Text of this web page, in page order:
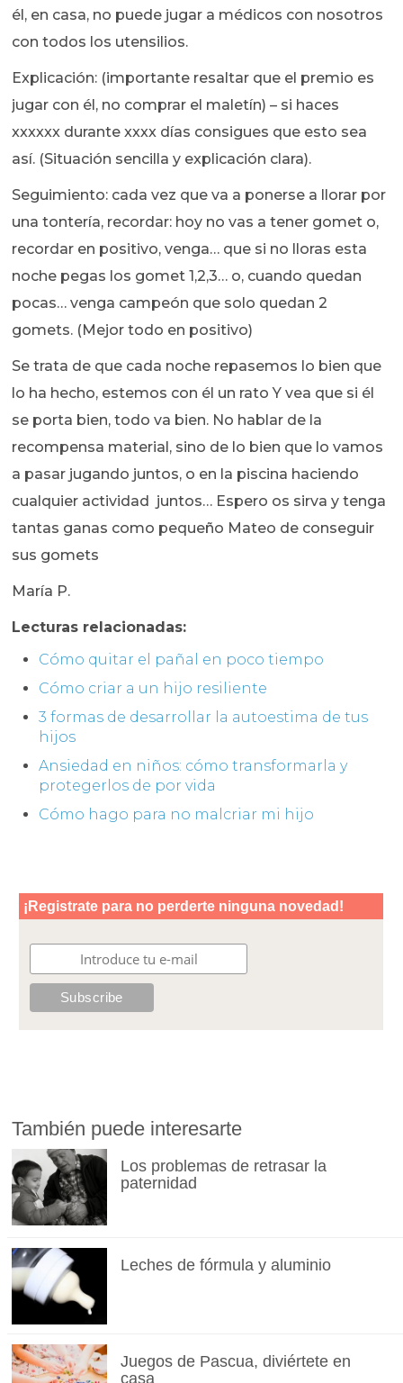
él, en casa, no puede jugar a médicos con nosotros
con todos los utensilios.
Explicación: (importante resaltar que el premio es
jugar con él, no comprar el maletín) – si haces
xxxxxx durante xxxx días consigues que esto sea
así. (Situación sencilla y explicación clara).
Seguimiento: cada vez que va a ponerse a llorar por
una tontería, recordar: hoy no vas a tener gomet o,
recordar en positivo, venga… que si no lloras esta
noche pegas los gomet 1,2,3… o, cuando quedan
pocas… venga campeón que solo quedan 2
gomets. (Mejor todo en positivo)
Se trata de que cada noche repasemos lo bien que
lo ha hecho, estemos con él un rato Y vea que si él
se porta bien, todo va bien. No hablar de la
recompensa material, sino de lo bien que lo vamos
a pasar jugando juntos, o en la piscina haciendo
cualquier actividad juntos… Espero os sirva y tenga
tantas ganas como pequeño Mateo de conseguir
sus gomets
María P.
Lecturas relacionadas:
Cómo quitar el pañal en poco tiempo
Cómo criar a un hijo resiliente
3 formas de desarrollar la autoestima de tus
hijos
Ansiedad en niños: cómo transformarla y
protegerlos de por vida
Cómo hago para no malcriar mi hijo
También puede interesarte
Los problemas de retrasar la
paternidad
Leches de fórmula y aluminio
Juegos de Pascua, diviértete en
casa